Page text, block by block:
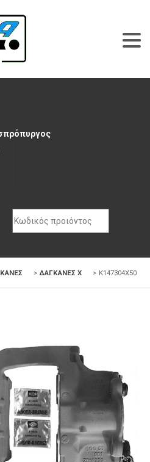
Search
for:
>ΔΑΓΚΑΝΕΣ X > K147304X50